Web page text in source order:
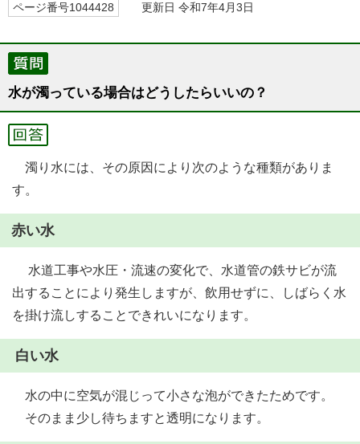
ページ番号1044428 更新日 令和7年4月3日
水が濁っている場合はどうしたらいいの？
濁り水には、その原因により次のような種類がありま
す。
赤い水
水道工事や水圧・流速の変化で、水道管の鉄サビが流
出することにより発生しますが、飲用せずに、しばらく水
を掛け流しすることできれいになります。
白い水
水の中に空気が混じって小さな泡ができたためです。
そのまま少し待ちますと透明になります。